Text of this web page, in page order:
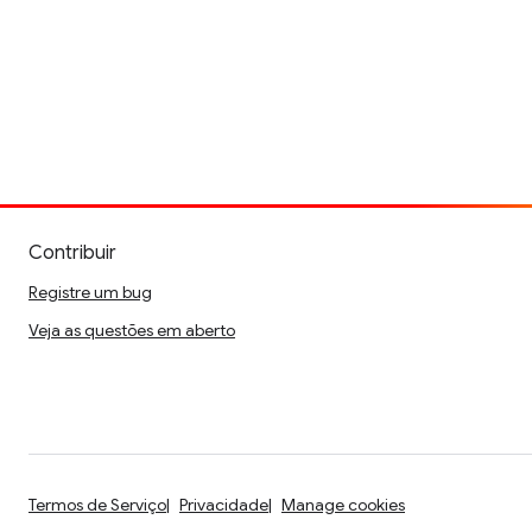
Contribuir
Registre um bug
Veja as questões em aberto
Termos de Serviço Privacidade Manage cookies